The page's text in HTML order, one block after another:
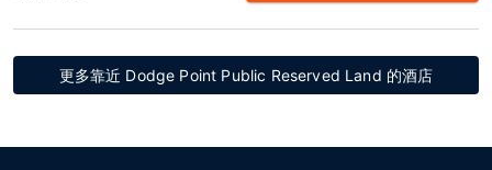
更多靠近 Dodge Point Public Reserved Land 的酒店